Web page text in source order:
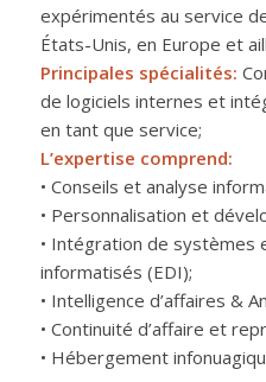
expérimentés au service
États-Unis, en Europe et
Principales spécialités:
de logiciels internes et
en tant que service;
L’expertise comprend:
• Conseils et analyse
• Personnalisation et
• Intégration de systèmes
informatisés (EDI);
• Intelligence d’affaires &
• Continuité d’affaire et
• Hébergement